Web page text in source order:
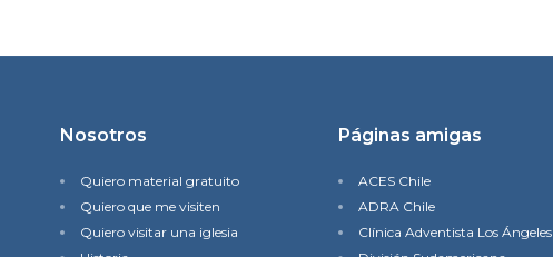
Nosotros
Quiero material gratuito
Quiero que me visiten
Quiero visitar una iglesia
Páginas amigas
ACES Chile
ADRA Chile
Clínica Adventista Los Ángeles